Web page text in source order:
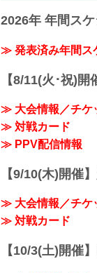
2026年 年間ス
≫ 発表済み年間ス
【8/11(火･祝)
≫ 大会情報／チケ
≫ 対戦カード
≫ PPV配信情報
【9/10(木)開催
≫ 大会情報／チケ
≫ 対戦カード
【10/3(土)開催